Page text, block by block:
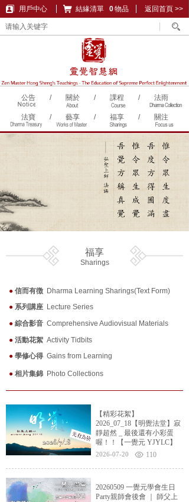
結緣清單
購物車 0物品
用戶中心 返回首頁 >>
公告/ 關於/ 課程 / 法雨
法寶/ 藝享/ 福享/ 關注
福享
Sharings
● 信而有徴 Dharma Learning Sharings(Text Form)
● 系列講座 Lecture Series
● 綜合影音 Comprehensive Audiovisual Materials
● 活動花絮 Activity Tidbits
● 學修心得 Gains from Learning
● 相片集錦 Photo Collections
【精彩花絮】
2026_07_18【明覺法堂】寂
靜超然 _ 最後還有小彩蛋
喔！！【一覺元 YJYLC】
2026-07-20 110
20260509 一覺元學會生日
Party親師會後會 ｜ 師父上